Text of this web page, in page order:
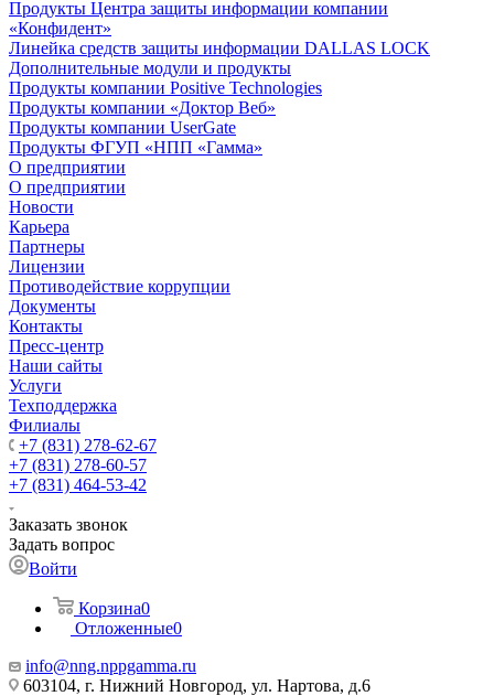
Продукты Центра защиты информации компании
«Конфидент»
Линейка средств защиты информации DALLAS LOCK
Дополнительные модули и продукты
Продукты компании Positive Technologies
Продукты компании «Доктор Веб»
Продукты компании UserGate
Продукты ФГУП «НПП «Гамма»
О предприятии
О предприятии
Новости
Карьера
Партнеры
Лицензии
Противодействие коррупции
Документы
Контакты
Пресс-центр
Наши сайты
Услуги
Техподдержка
Филиалы
+7 (831) 278-62-67
+7 (831) 278-60-57
+7 (831) 464-53-42
Заказать звонок
Задать вопрос
Войти
Корзина0
Отложенные0
info@nng.nppgamma.ru
603104, г. Нижний Новгород, ул. Нартова, д.6